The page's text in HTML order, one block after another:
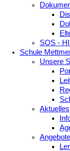
SOS -
Schule
Unsere
Aktuelles
Angebote